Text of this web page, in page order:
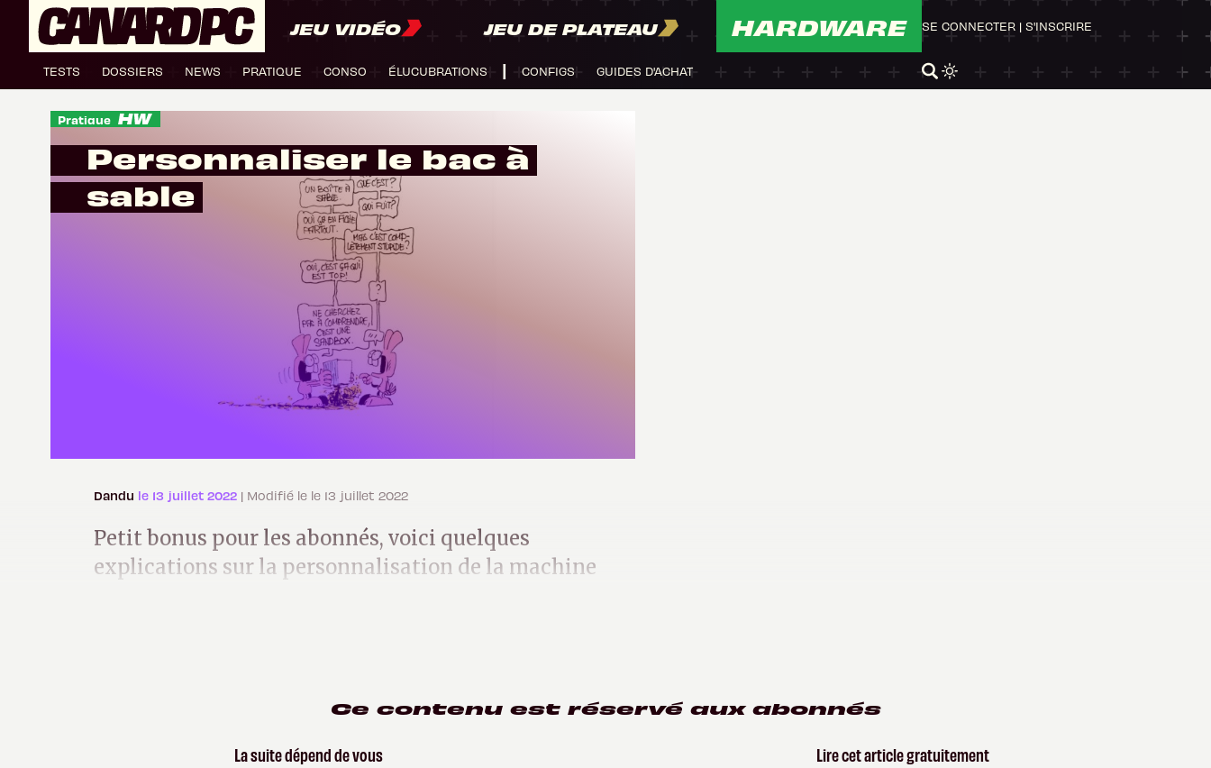
JEU VIDÉO JEU DE PLATEAU HARDWARE
TESTS DOSSIERS NEWS PRATIQUE CONSO ÉLUCUBRATIONS CONFIGS GUIDES D'ACHAT
SE CONNECTER | S'INSCRIRE
Pratique
Personnaliser le bac à
sable
Dandu le 13 juillet 2022 | Modifié le le 13 juillet 2022
Petit bonus pour les abonnés, voici quelques
explications sur la personnalisation de la machine
Ce contenu est réservé aux abonnés
La suite dépend de vous Lire cet article gratuitement